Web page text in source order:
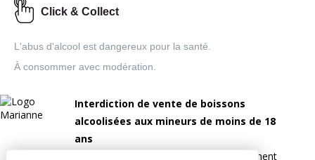
Click & Collect
L'abus d'alcool est dangereux pour la santé.
À consommer avec modération.
Interdiction de vente de boissons
alcoolisées aux mineurs de moins de 18
ans
la preuve de majorité est exigée au moment